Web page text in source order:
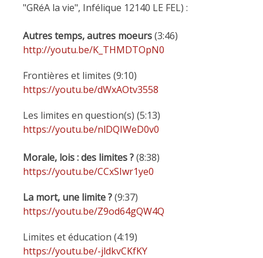
"GRéA la vie", Infélique 12140 LE FEL) :
Autres temps, autres moeurs(3:46)
http://youtu.be/K_THMDTOpN0
Frontières et limites (9:10)
https://youtu.be/dWxAOtv3558
Les limites en question(s) (5:13)
https://youtu.be/nlDQIWeD0v0
Morale, lois : des limites ?(8:38)
https://youtu.be/CCxSIwr1ye0
La mort, une limite ?(9:37)
https://youtu.be/Z9od64gQW4Q
Limites et éducation (4:19)
https://youtu.be/-jldkvCKfKY